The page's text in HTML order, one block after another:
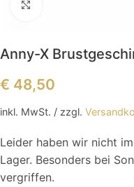
Anny-X
€ 48,50
inkl. MwSt. / zzgl.
Leider haben wir nicht
Lager. Besonders bei
vergriffen.